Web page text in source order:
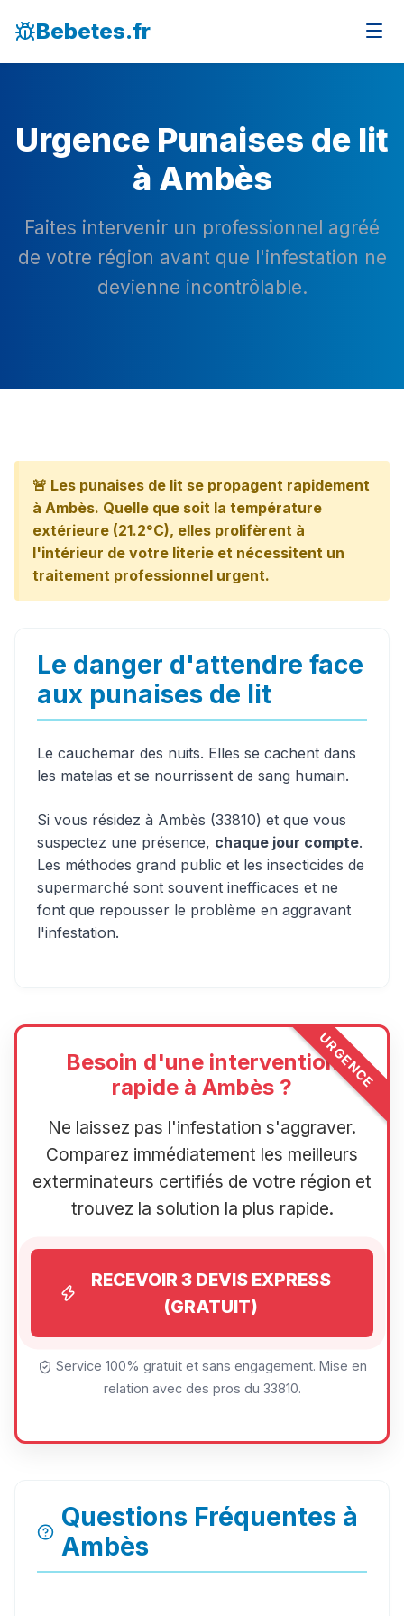
Bebetes.fr
Urgence Punaises de lit
à Ambès
Faites intervenir un professionnel agréé
de votre région avant que l'infestation ne
devienne incontrôlable.
🚨 Les punaises de lit se propagent rapidement
à Ambès. Quelle que soit la température
extérieure (21.2°C), elles prolifèrent à
l'intérieur de votre literie et nécessitent un
traitement professionnel urgent.
Le danger d'attendre face
aux punaises de lit
Le cauchemar des nuits. Elles se cachent dans
les matelas et se nourrissent de sang humain.
Si vous résidez à Ambès (33810) et que vous
suspectez une présence, chaque jour compte.
Les méthodes grand public et les insecticides de
supermarché sont souvent inefficaces et ne
font que repousser le problème en aggravant
l'infestation.
URGENCE
Besoin d'une intervention
rapide à Ambès ?
Ne laissez pas l'infestation s'aggraver.
Comparez immédiatement les meilleurs
exterminateurs certifiés de votre région et
trouvez la solution la plus rapide.
RECEVOIR 3 DEVIS EXPRESS
(GRATUIT)
Service 100% gratuit et sans engagement. Mise en
relation avec des pros du 33810.
Questions Fréquentes à
Ambès